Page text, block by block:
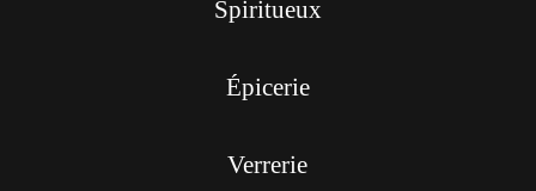
Spiritueux
Épicerie
Verrerie